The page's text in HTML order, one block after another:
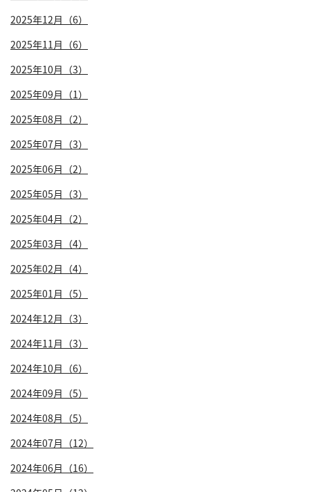
2025年12月（6）
2025年11月（6）
2025年10月（3）
2025年09月（1）
2025年08月（2）
2025年07月（3）
2025年06月（2）
2025年05月（3）
2025年04月（2）
2025年03月（4）
2025年02月（4）
2025年01月（5）
2024年12月（3）
2024年11月（3）
2024年10月（6）
2024年09月（5）
2024年08月（5）
2024年07月（12）
2024年06月（16）